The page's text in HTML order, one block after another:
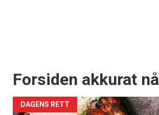
Forsiden akkurat nå
DAGENS RETT